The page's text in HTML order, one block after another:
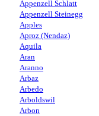
Appenzell Schlatt
Appenzell Steinegg
Apples
Aproz (Nendaz)
Aquila
Aran
Aranno
Arbaz
Arbedo
Arboldswil
Arbon